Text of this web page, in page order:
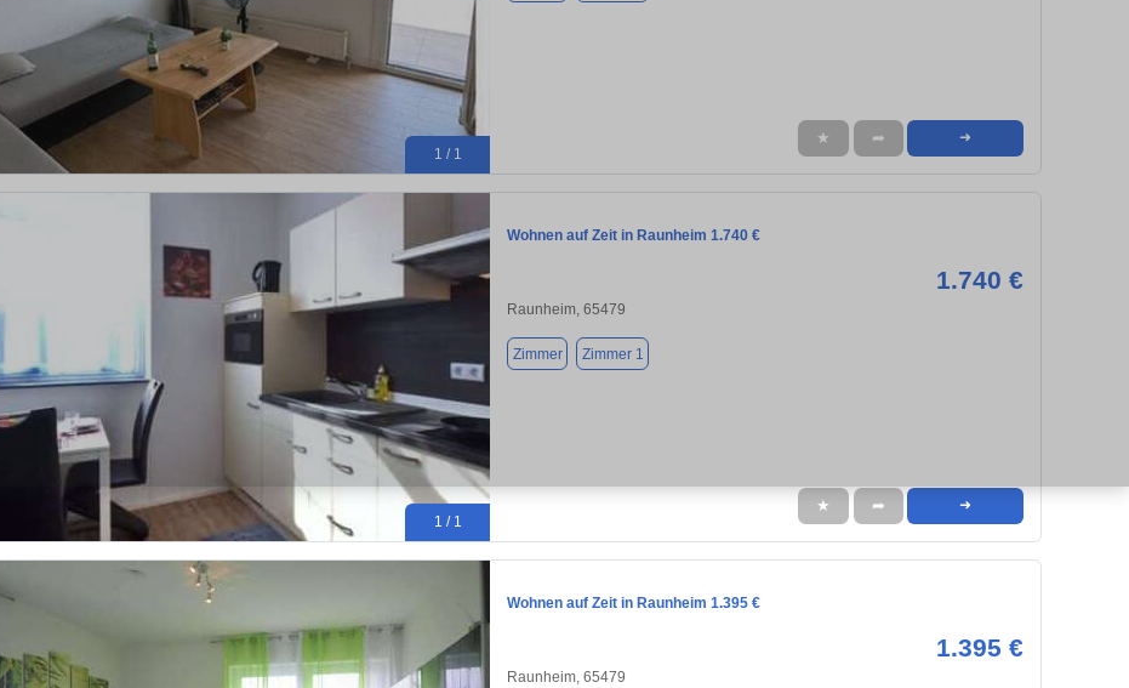
1 / 1
★ ➦ ➜
1 / 1
Wohnen auf Zeit in Raunheim 1.740 €
1.740 €
Raunheim, 65479
Zimmer Zimmer 1
★ ➦ ➜
Wohnen auf Zeit in Raunheim 1.395 €
1.395 €
Raunheim, 65479